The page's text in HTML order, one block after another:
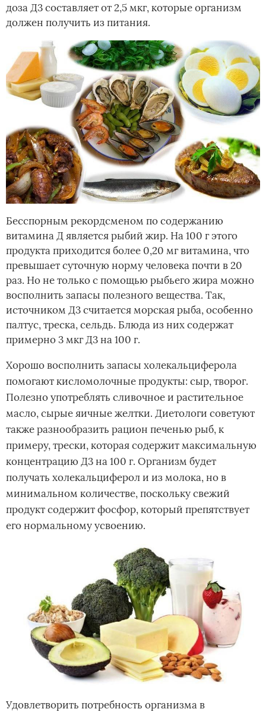
доза Д3 составляет от 2,5 мкг, которые организм
должен получить из питания.
Бесспорным рекордсменом по содержанию
витамина Д является рыбий жир. На 100 г этого
продукта приходится более 0,20 мг витамина, что
превышает суточную норму человека почти в 20
раз. Но не только с помощью рыбьего жира можно
восполнить запасы полезного вещества. Так,
источником Д3 считается морская рыба, особенно
палтус, треска, сельдь. Блюда из них содержат
примерно 3 мкг Д3 на 100 г.
Хорошо восполнить запасы холекальциферола
помогают кисломолочные продукты: сыр, творог.
Полезно употреблять сливочное и растительное
масло, сырые яичные желтки. Диетологи советуют
также разнообразить рацион печенью рыб, к
примеру, трески, которая содержит максимальную
концентрацию Д3 на 100 г. Организм будет
получать холекальциферол и из молока, но в
минимальном количестве, поскольку свежий
продукт содержит фосфор, который препятствует
его нормальному усвоению.
Удовлетворить потребность организма в